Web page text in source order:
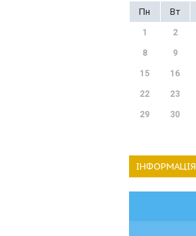
Пн
Вт
1 2
8 9
15 16
22 23
29 30
ІНФОРМАЦІЯ